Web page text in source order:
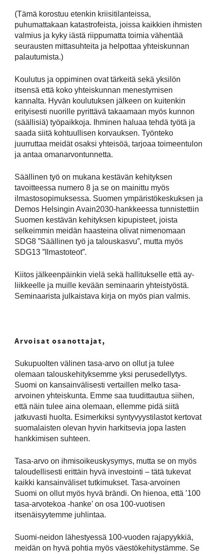
(Tämä korostuu etenkin kriisitilanteissa,
puhumattakaan katastrofeista, joissa kaikkien ihmisten
valmius ja kyky iästä riippumatta toimia vähentää
seurausten mittasuhteita ja helpottaa yhteiskunnan
palautumista.)
Koulutus ja oppiminen ovat tärkeitä sekä yksilön
itsensä että koko yhteiskunnan menestymisen
kannalta. Hyvän koulutuksen jälkeen on kuitenkin
erityisesti nuorille pyrittävä takaamaan myös kunnon
(säällisiä) työpaikkoja. Ihminen haluaa tehdä työtä ja
saada siitä kohtuullisen korvauksen. Työnteko
juurruttaa meidät osaksi yhteisöä, tarjoaa toimeentulon
ja antaa omanarvontunnetta.
Säällinen työ on mukana kestävän kehityksen
tavoitteessa numero 8 ja se on mainittu myös
ilmastosopimuksessa. Suomen ympäristökeskuksen ja
Demos Helsingin Avain2030-hankkeessa tunnistettiin
Suomen kestävän kehityksen kipupisteet, joista
selkeimmin meidän haasteina olivat nimenomaan
SDG8 ”Säällinen työ ja talouskasvu”, mutta myös
SDG13 ”Ilmastoteot”.
Kiitos jälkeenpäinkin vielä sekä hallitukselle että ay-
liikkeelle ja muille kevään seminaarin yhteistyöstä.
Seminaarista julkaistava kirja on myös pian valmis.
Arvoisat osanottajat,
Sukupuolten välinen tasa-arvo on ollut ja tulee
olemaan talouskehityksemme yksi perusedellytys.
Suomi on kansainvälisesti vertaillen melko tasa-
arvoinen yhteiskunta. Emme saa tuudittautua siihen,
että näin tulee aina olemaan, ellemme pidä siitä
jatkuvasti huolta. Esimerkiksi syntyvyystilastot kertovat
suomalaisten olevan hyvin harkitsevia jopa lasten
hankkimisen suhteen.
Tasa-arvo on ihmisoikeuskysymys, mutta se on myös
taloudellisesti erittäin hyvä investointi – tätä tukevat
kaikki kansainväliset tutkimukset. Tasa-arvoinen
Suomi on ollut myös hyvä brändi. On hienoa, että ’100
tasa-arvotekoa -hanke’ on osa 100-vuotisen
itsenäisyytemme juhlintaa.
Suomi-neidon lähestyessä 100-vuoden rajapyykkiä,
meidän on hyvä pohtia myös väestökehitystämme. Se